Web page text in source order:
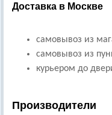
Доставка в Москве
самовывоз из
самовывоз из
курьером до
Производители